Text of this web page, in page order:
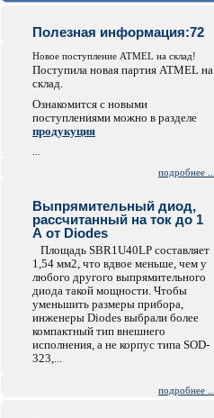
Полезная информация:72
Новое поступление ATMEL на склад!
Поступила новая партия ATMEL на
склад.
Ознакомится с новыми
поступлениями можно в разделе
продукуция
подробнее ...
Выпрямительный диод,
рассчитанный на ток до 1
А от Diodes
Площадь SBR1U40LP составляет
1,54 мм2, что вдвое меньше, чем у
любого другого выпрямительного
диода такой мощности. Чтобы
уменьшить размеры прибора,
инженеры Diodes выбрали более
компактный тип внешнего
исполнения, а не корпус типа SOD-
323,...
подробнее ...